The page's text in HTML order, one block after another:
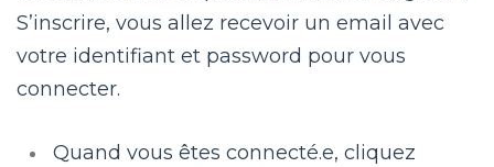
S’inscrire, vous allez recevoir un email avec
votre identifiant et password pour vous
connecter.
Quand vous êtes connecté.e, cliquez